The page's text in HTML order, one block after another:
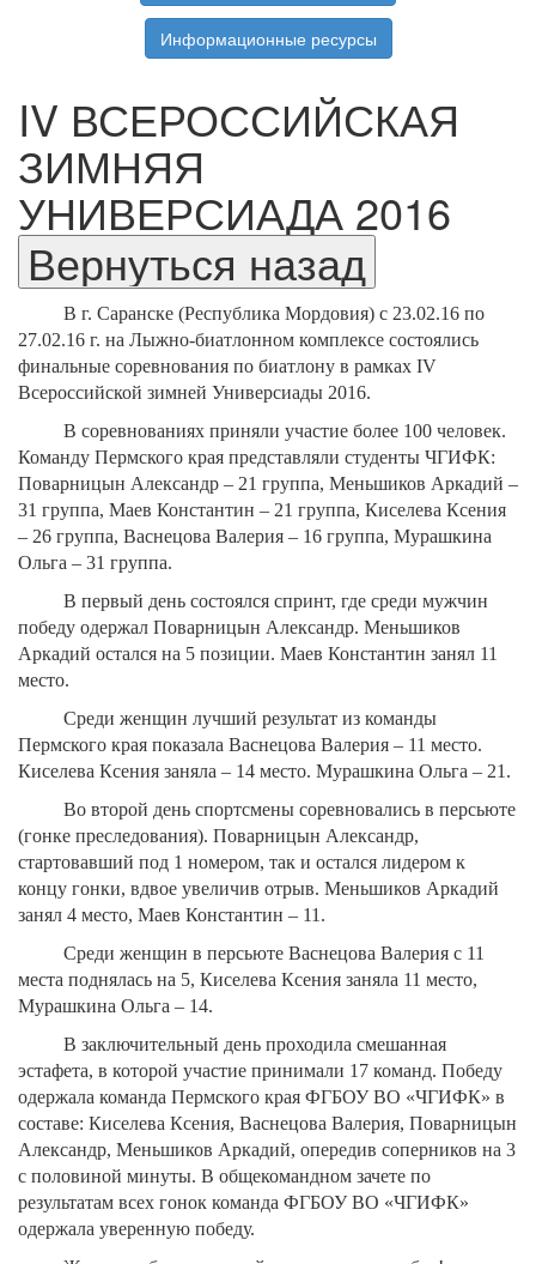
Информационные ресурсы
IV ВСЕРОССИЙСКАЯ
ЗИМНЯЯ
УНИВЕРСИАДА 2016
В г. Саранске (Республика Мордовия) с 23.02.16 по
27.02.16 г. на Лыжно-биатлонном комплексе состоялись
финальные соревнования по биатлону в рамках IV
Всероссийской зимней Универсиады 2016.
В соревнованиях приняли участие более 100 человек.
Команду Пермского края представляли студенты ЧГИФК:
Поварницын Александр – 21 группа, Меньшиков Аркадий –
31 группа, Маев Константин – 21 группа, Киселева Ксения
– 26 группа, Васнецова Валерия – 16 группа, Мурашкина
Ольга – 31 группа.
В первый день состоялся спринт, где среди мужчин
победу одержал Поварницын Александр. Меньшиков
Аркадий остался на 5 позиции. Маев Константин занял 11
место.
Среди женщин лучший результат из команды
Пермского края показала Васнецова Валерия – 11 место.
Киселева Ксения заняла – 14 место. Мурашкина Ольга – 21.
Во второй день спортсмены соревновались в персьюте
(гонке преследования). Поварницын Александр,
стартовавший под 1 номером, так и остался лидером к
концу гонки, вдвое увеличив отрыв. Меньшиков Аркадий
занял 4 место, Маев Константин – 11.
Среди женщин в персьюте Васнецова Валерия с 11
места поднялась на 5, Киселева Ксения заняла 11 место,
Мурашкина Ольга – 14.
В заключительный день проходила смешанная
эстафета, в которой участие принимали 17 команд. Победу
одержала команда Пермского края ФГБОУ ВО «ЧГИФК» в
составе: Киселева Ксения, Васнецова Валерия, Поварницын
Александр, Меньшиков Аркадий, опередив соперников на 3
с половиной минуты. В общекомандном зачете по
результатам всех гонок команда ФГБОУ ВО «ЧГИФК»
одержала уверенную победу.